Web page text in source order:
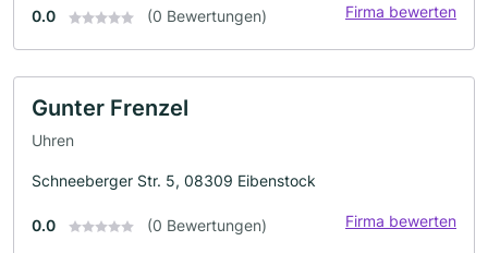
0.0 (0 Bewertungen) Firma bewerten
Gunter Frenzel
Uhren
Schneeberger Str. 5, 08309 Eibenstock
0.0 (0 Bewertungen) Firma bewerten